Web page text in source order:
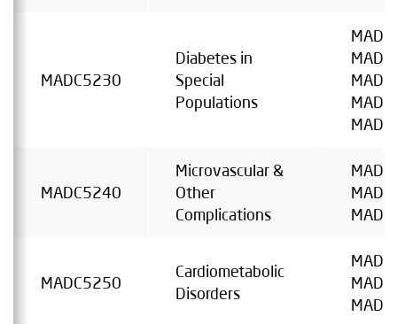
MADC5230
Diabetes in
Special
Populations
MADC5240
Microvascular &
Other
Complications
MADC5250
Cardiometabolic
Disorders